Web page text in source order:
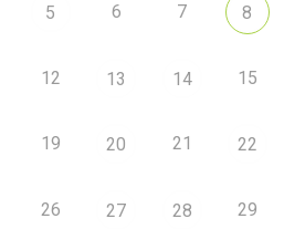
5 6 7 8
12 13 14 15
19 20 21 22
26 27 28 29